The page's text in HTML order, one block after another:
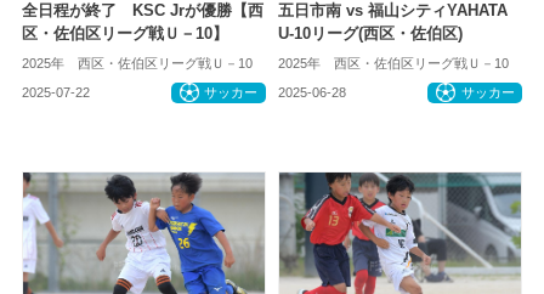
全日程が終了 KSC Jrが優勝【西
区・佐伯区リーグ戦Ｕ－10】
2025年 西区・佐伯区リーグ戦Ｕ－10
2025-07-22 サッカー
五日市南 vs 福山シティYAHATA
U-10リーグ(西区・佐伯区)
2025年 西区・佐伯区リーグ戦Ｕ－10
2025-06-28 サッカー